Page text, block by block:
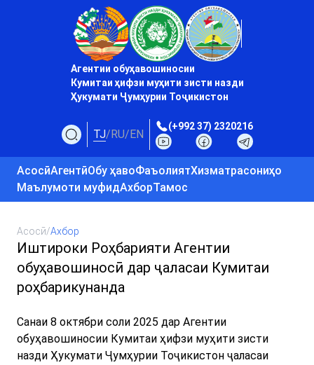
Агентии обуҳавошиносии
Кумитаи ҳифзи муҳити зисти назди
Ҳукумати Ҷумҳурии Тоҷикистон
TJ/RU/EN
(+992 37) 2320216
АсосӣАгентӣОбу ҳавоФаъолиятХизматрасониҳо
Маълумоти муфидАхборТамос
Асосӣ/Ахбор
Иштироки Роҳбарияти Агентии
обуҳавошиносӣ дар ҷаласаи Кумитаи
роҳбарикунанда
Санаи 8 октябри соли 2025 дар Агентии
обуҳавошиносии Кумитаи ҳифзи муҳити зисти
назди Ҳукумати Ҷумҳурии Тоҷикистон ҷаласаи